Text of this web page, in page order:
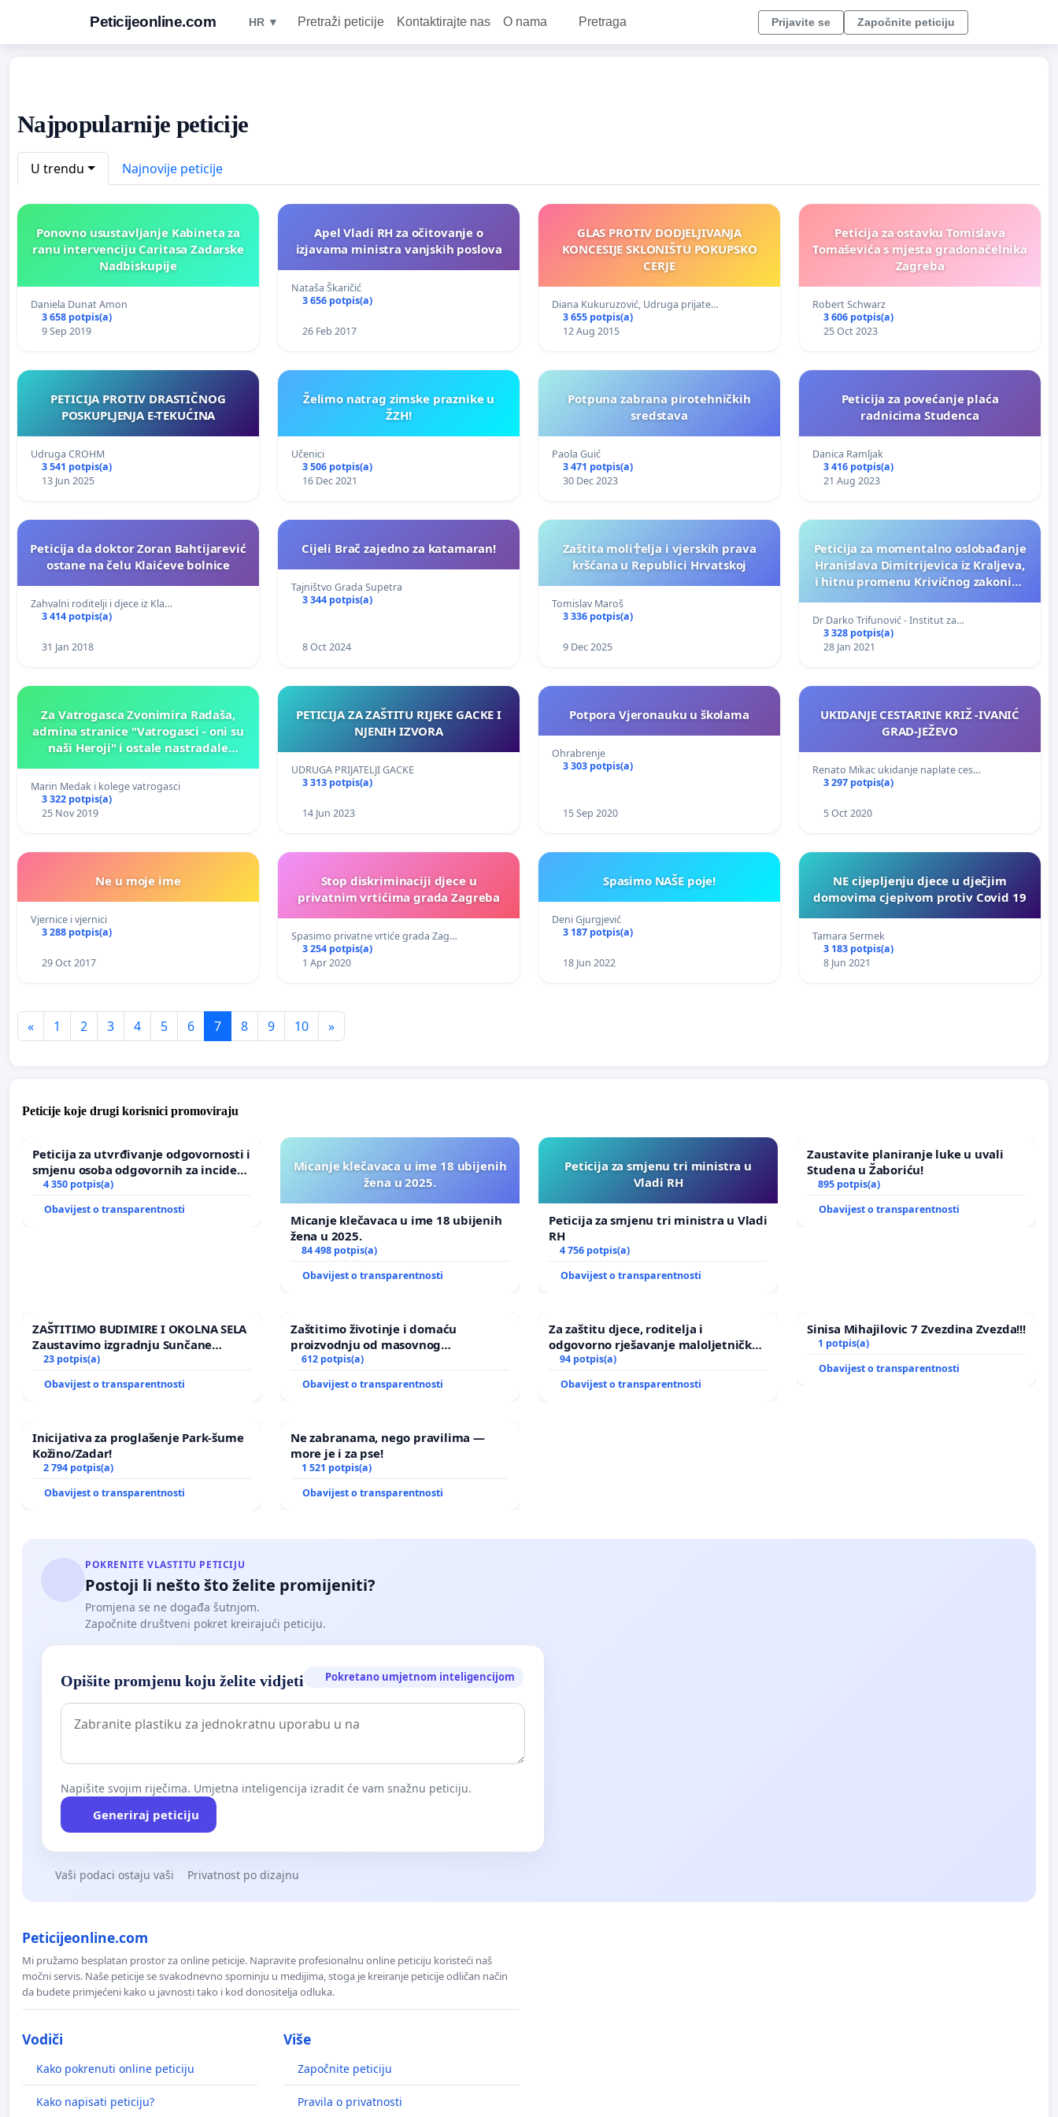
Peticijeonline.com HR ▼ Pretraži peticije Kontaktirajte nas O nama Pretraga Prijavite se Započnite peticiju
Najpopularnije peticije
U trendu Najnovije peticije
Ponovno usustavljanje Kabineta za
ranu intervenciju Caritasa Zadarske
Nadbiskupije
Daniela Dunat Amon
3 658 potpis(a)
9 Sep 2019
Apel Vladi RH za očitovanje o
izjavama ministra vanjskih poslova
Nataša Škaričić
3 656 potpis(a)
26 Feb 2017
GLAS PROTIV DODJELJIVANJA
KONCESIJE SKLONIŠTU POKUPSKO
CERJE
Diana Kukuruzović, Udruga prijate…
3 655 potpis(a)
12 Aug 2015
Peticija za ostavku Tomislava
Tomaševića s mjesta gradonačelnika
Zagreba
Robert Schwarz
3 606 potpis(a)
25 Oct 2023
PETICIJA PROTIV DRASTIČNOG
POSKUPLJENJA E-TEKUĆINA
Udruga CROHM
3 541 potpis(a)
13 Jun 2025
Želimo natrag zimske praznike u
ŽZH!
Učenici
3 506 potpis(a)
16 Dec 2021
Potpuna zabrana pirotehničkih
sredstava
Paola Guić
3 471 potpis(a)
30 Dec 2023
Peticija za povećanje plaća
radnicima Studenca
Danica Ramljak
3 416 potpis(a)
21 Aug 2023
Peticija da doktor Zoran Bahtijarević
ostane na čelu Klaićeve bolnice
Zahvalni roditelji i djece iz Kla…
3 414 potpis(a)
31 Jan 2018
Cijeli Brač zajedno za katamaran!
Tajništvo Grada Supetra
3 344 potpis(a)
8 Oct 2024
Zaštita moli🕆elja i vjerskih prava
kršćana u Republici Hrvatskoj
Tomislav Maroš
3 336 potpis(a)
9 Dec 2025
Peticija za momentalno oslobađanje
Hranislava Dimitrijevica iz Kraljeva,
i hitnu promenu Krivičnog zakonika
dela
Dr Darko Trifunović - Institut za…
3 328 potpis(a)
28 Jan 2021
Za Vatrogasca Zvonimira Radaša,
admina stranice "Vatrogasci - oni su
naši Heroji" i ostale nastradale
zasluženo radno mjesto i stalni
posao u vatrogasnoj službi
Marin Medak i kolege vatrogasci
3 322 potpis(a)
25 Nov 2019
PETICIJA ZA ZAŠTITU RIJEKE GACKE I
NJENIH IZVORA
UDRUGA PRIJATELJI GACKE
3 313 potpis(a)
14 Jun 2023
Potpora Vjeronauku u školama
Ohrabrenje
3 303 potpis(a)
15 Sep 2020
UKIDANJE CESTARINE KRIŽ -IVANIĆ
GRAD-JEŽEVO
Renato Mikac ukidanje naplate ces…
3 297 potpis(a)
5 Oct 2020
Ne u moje ime
Vjernice i vjernici
3 288 potpis(a)
29 Oct 2017
Stop diskriminaciji djece u
privatnim vrtićima grada Zagreba
Spasimo privatne vrtiće grada Zag…
3 254 potpis(a)
1 Apr 2020
Spasimo NAŠE poje!
Deni Gjurgjević
3 187 potpis(a)
18 Jun 2022
NE cijepljenju djece u dječjim
domovima cjepivom protiv Covid 19
Tamara Sermek
3 183 potpis(a)
8 Jun 2021
« 1 2 3 4 5 6 7 8 9 10 »
Peticije koje drugi korisnici promoviraju
Peticija za utvrđivanje odgovornosti i
smjenu osoba odgovornih za incident
u Zoološkom vrtu Grada Zagreba
4 350 potpis(a)
Obavijest o transparentnosti
Micanje klečavaca u ime 18 ubijenih
žena u 2025.
Micanje klečavaca u ime 18 ubijenih
žena u 2025.
84 498 potpis(a)
Obavijest o transparentnosti
Peticija za smjenu tri ministra u
Vladi RH
Peticija za smjenu tri ministra u Vladi
RH
4 756 potpis(a)
Obavijest o transparentnosti
Zaustavite planiranje luke u uvali
Studena u Žaboriću!
895 potpis(a)
Obavijest o transparentnosti
ZAŠTITIMO BUDIMIRE I OKOLNA SELA
Zaustavimo izgradnju Sunčane
elektrane Vedrine na području
Ugljana
23 potpis(a)
Obavijest o transparentnosti
Zaštitimo životinje i domaću
proizvodnju od masovnog
uništavanja zbog afričke svinjske
kuge
612 potpis(a)
Obavijest o transparentnosti
Za zaštitu djece, roditelja i
odgovorno rješavanje maloljetničkog
nasilja
94 potpis(a)
Obavijest o transparentnosti
Sinisa Mihajilovic 7 Zvezdina Zvezda!!!
1 potpis(a)
Obavijest o transparentnosti
Inicijativa za proglašenje Park-šume
Kožino/Zadar!
2 794 potpis(a)
Obavijest o transparentnosti
Ne zabranama, nego pravilima —
more je i za pse!
1 521 potpis(a)
Obavijest o transparentnosti
POKRENITE VLASTITU PETICIJU
Postoji li nešto što želite promijeniti?
Promjena se ne događa šutnjom.
Započnite društveni pokret kreirajući peticiju.
Opišite promjenu koju želite vidjeti Pokretano umjetnom inteligencijom
Napišite svojim riječima. Umjetna inteligencija izradit će vam snažnu peticiju.
Generiraj peticiju
Vaši podaci ostaju vaši Privatnost po dizajnu
Peticijeonline.com
Mi pružamo besplatan prostor za online peticije. Napravite profesionalnu online peticiju koristeći naš
močni servis. Naše peticije se svakodnevno spominju u medijima, stoga je kreiranje peticije odličan način
da budete primjećeni kako u javnosti tako i kod donositelja odluka.
Vodiči
Kako pokrenuti online peticiju
Kako napisati peticiju?
Više
Započnite peticiju
Pravila o privatnosti